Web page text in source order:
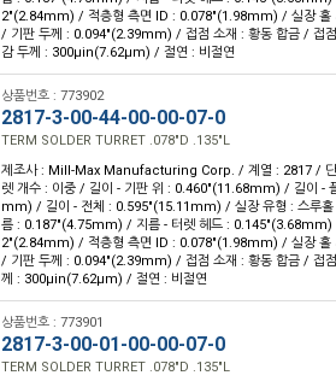
2"(2.84mm) / 적층형 측면 ID : 0.078"(1.98mm) / 실장
/ 기판 두께 : 0.094"(2.39mm) / 접점 소재 : 황동 합금 / 접
감 두께 : 300µin(7.62µm) / 절연 : 비절연
상품번호 : 773902
2817-3-00-44-00-00-07-0
TERM SOLDER TURRET .078"D .135"L
제조사 : Mill-Max Manufacturing Corp. / 계열 : 2817 / 단
렛 개수 : 이중 / 길이 - 기판 위 : 0.460"(11.68mm) / 길이 -
mm) / 길이 - 전체 : 0.595"(15.11mm) / 실장 유형 : 스루홀
름 : 0.187"(4.75mm) / 지름 - 터렛 헤드 : 0.145"(3.68mm)
2"(2.84mm) / 적층형 측면 ID : 0.078"(1.98mm) / 실장
/ 기판 두께 : 0.094"(2.39mm) / 접점 소재 : 황동 합금 / 접
께 : 300µin(7.62µm) / 절연 : 비절연
상품번호 : 773901
2817-3-00-01-00-00-07-0
TERM SOLDER TURRET .078"D .135"L